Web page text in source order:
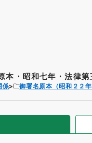
本・昭和七年・法律第
係 御署名原本（昭和２２年